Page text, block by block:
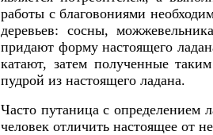
работы с благовониями
деревьев: сосны,
придают форму настоящего
катают, затем полученные
пудрой из настоящего ладана.
Часто путаница с
человек отличить настоящее от